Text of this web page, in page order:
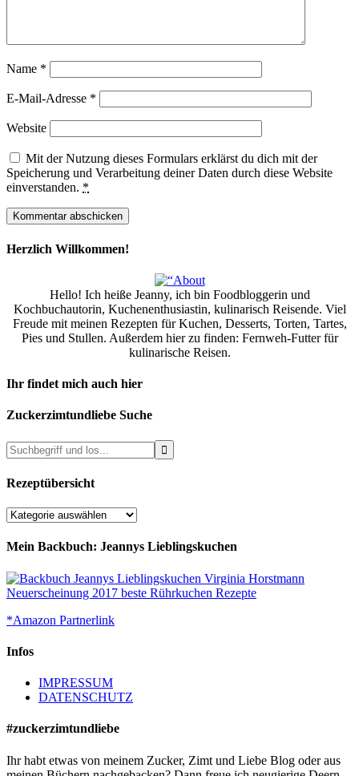
Name *
E-Mail-Adresse *
Website
Mit der Nutzung dieses Formulars erklärst du dich mit der
Speicherung und Verarbeitung deiner Daten durch diese Website
einverstanden. *
Herzlich Willkommen!
Hello! Ich heiße Jeanny, ich bin Foodbloggerin und
Kochbuchautorin, Kuchenenthusiastin, kulinarisch Reisende. Viel
Freude mit meinen Rezepten für Kuchen, Desserts, Torten, Tartes,
Pies und Stullen. Außerdem hier zu finden: Fernweh-Futter für
kulinarische Reisen.
Ihr findet mich auch hier
Zuckerzimtundliebe Suche
Rezeptübersicht
Rezeptübersicht
Mein Backbuch: Jeannys Lieblingskuchen
*Amazon Partnerlink
Infos
IMPRESSUM
DATENSCHUTZ
#zuckerzimtundliebe
Ihr habt etwas von meinem Zucker, Zimt und Liebe Blog oder aus